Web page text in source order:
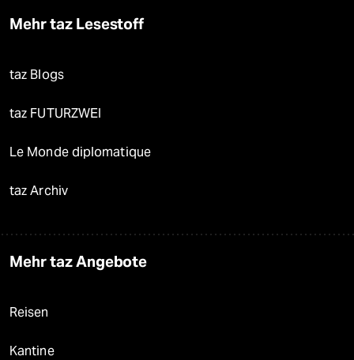
Mehr taz Lesestoff
taz Blogs
taz FUTURZWEI
Le Monde diplomatique
taz Archiv
Mehr taz Angebote
Reisen
Kantine